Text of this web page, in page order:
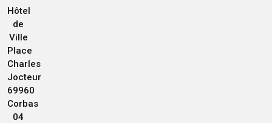
Hôtel
de
Ville
Place
Charles
Jocteur
69960
Corbas
04